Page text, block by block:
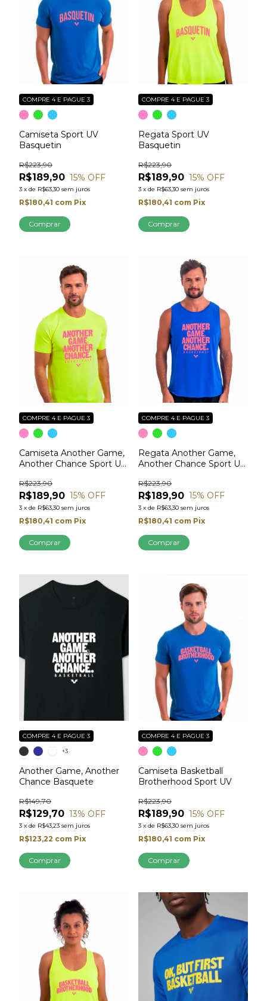
Camiseta Sport UV
Basquetin
R$189,90
R$223,90
15% OFF
3 x de R$63,30 sem juros
COMPRE 4 E PAGUE 3
R$180,41 com Pix
Comprar
Regata Sport UV
Basquetin
R$189,90
R$223,90
15% OFF
3 x de R$63,30 sem juros
COMPRE 4 E PAGUE 3
R$180,41 com Pix
Comprar
Camiseta Another Game,
Another Chance Sport UV
R$189,90
R$223,90
15% OFF
3 x de R$63,30 sem juros
COMPRE 4 E PAGUE 3
R$180,41 com Pix
Comprar
Regata Another Game,
Another Chance Sport UV
R$189,90
R$223,90
15% OFF
3 x de R$63,30 sem juros
COMPRE 4 E PAGUE 3
R$180,41 com Pix
Comprar
Another Game, Another
Chance Basquete
R$129,70
R$149,70
13% OFF
3 x de R$43,23 sem juros
COMPRE 4 E PAGUE 3
R$123,22 com Pix
+3
Comprar
Camiseta Basketball
Brotherhood Sport UV
R$189,90
R$223,90
15% OFF
3 x de R$63,30 sem juros
COMPRE 4 E PAGUE 3
R$180,41 com Pix
Comprar